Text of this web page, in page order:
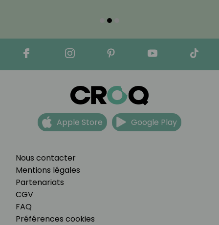
Nous contacter
Mentions légales
Partenariats
CGV
FAQ
Préférences cookies
Apple Store Google Play